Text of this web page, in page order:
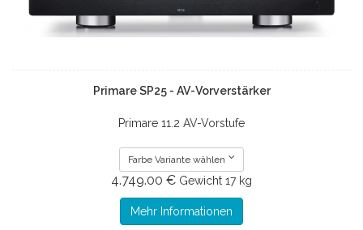
Primare SP25 - AV-Vorverstärker
Primare 11.2 AV-Vorstufe
Farbe Variante wählen
4.749.00 € Gewicht 17 kg
Mehr Informationen